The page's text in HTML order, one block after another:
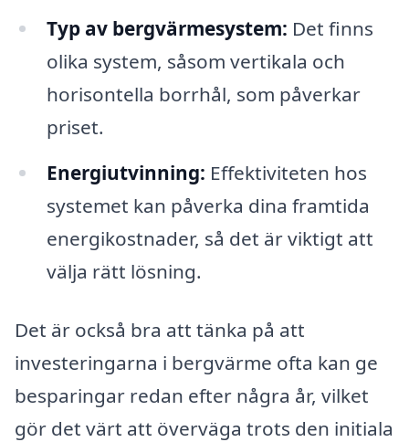
Typ av bergvärmesystem: Det finns
olika system, såsom vertikala och
horisontella borrhål, som påverkar
priset.
Energiutvinning: Effektiviteten hos
systemet kan påverka dina framtida
energikostnader, så det är viktigt att
välja rätt lösning.
Det är också bra att tänka på att
investeringarna i bergvärme ofta kan ge
besparingar redan efter några år, vilket
gör det värt att överväga trots den initiala